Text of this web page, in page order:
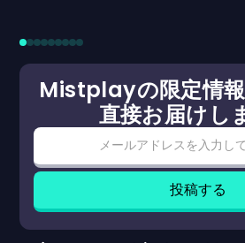
Mistplayの限定情
直接お届けし